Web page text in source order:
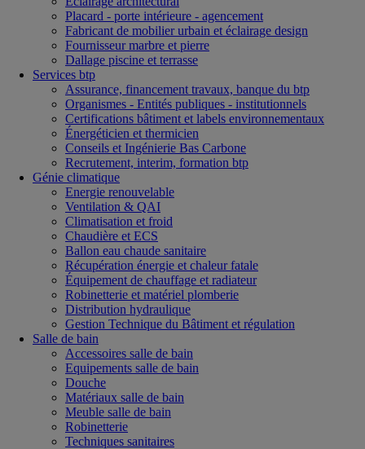
Placard - porte intérieure - agencement
Fabricant de mobilier urbain et éclairage design
Fournisseur marbre et pierre
Dallage piscine et terrasse
Services btp
Assurance, financement travaux, banque du btp
Organismes - Entités publiques - institutionnels
Certifications bâtiment et labels environnementaux
Énergéticien et thermicien
Conseils et Ingénierie Bas Carbone
Recrutement, interim, formation btp
Génie climatique
Energie renouvelable
Ventilation & QAI
Climatisation et froid
Chaudière et ECS
Ballon eau chaude sanitaire
Récupération énergie et chaleur fatale
Équipement de chauffage et radiateur
Robinetterie et matériel plomberie
Distribution hydraulique
Gestion Technique du Bâtiment et régulation
Salle de bain
Accessoires salle de bain
Equipements salle de bain
Douche
Matériaux salle de bain
Meuble salle de bain
Robinetterie
Techniques sanitaires